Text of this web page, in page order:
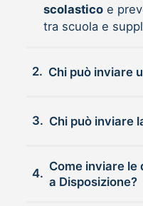
scolasticoe
tra scuola e
2.
3. Chi può inviare
4.
Come inviare le
a Disposizione?